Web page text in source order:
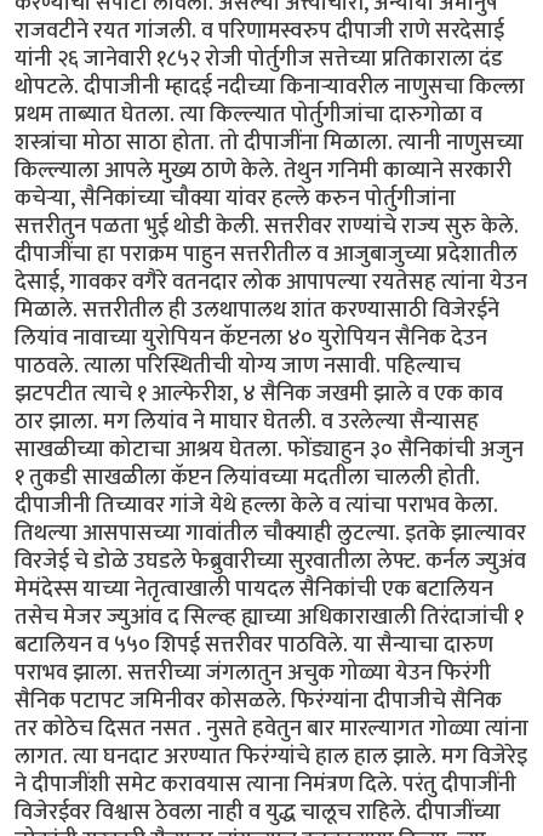
राजवटीने रयत गांजली. व परिणामस्वरुप दीपाजी राणे सरदेसाई
यांनी २६ जानेवारी १८५२ रोजी पोर्तुगीज सत्तेच्या प्रतिकाराला दंड
थोपटले. दीपाजीनी म्हादई नदीच्या किनार्‍यावरील नाणुसचा किल्ला
प्रथम ताब्यात घेतला. त्या किल्ल्यात पोर्तुगीजांचा दारुगोळा व
शस्त्रांचा मोठा साठा होता. तो दीपाजींना मिळाला. त्यानी नाणुसच्या
किल्ल्याला आपले मुख्य ठाणे केले. तेथुन गनिमी काव्याने सरकारी
कचेर्‍या, सैनिकांच्या चौक्या यांवर हल्ले करुन पोर्तुगीजांना
सत्तरीतुन पळता भुई थोडी केली. सत्तरीवर राण्यांचे राज्य सुरु केले.
दीपाजींचा हा पराक्रम पाहुन सत्तरीतील व आजुबाजुच्या प्रदेशातील
देसाई, गावकर वगैरे वतनदार लोक आपापल्या रयतेसह त्यांना येउन
मिळाले. सत्तरीतील ही उलथापालथ शांत करण्यासाठी विजेरईने
लियांव नावाच्या युरोपियन कॅप्टनला ४० युरोपियन सैनिक देउन
पाठवले. त्याला परिस्थितीची योग्य जाण नसावी. पहिल्याच
झटपटीत त्याचे १ आल्फेरीश, ४ सैनिक जखमी झाले व एक काव
ठार झाला. मग लियांव ने माघार घेतली. व उरलेल्या सैन्यासह
साखळीच्या कोटाचा आश्रय घेतला. फोंड्याहुन ३० सैनिकांची अजुन
१ तुकडी साखळीला कॅप्टन लियांवच्या मदतीला चालली होती.
दीपाजीनी तिच्यावर गांजे येथे हल्ला केले व त्यांचा पराभव केला.
तिथल्या आसपासच्या गावांतील चौक्याही लुटल्या. इतके झाल्यावर
विरजेई चे डोळे उघडले फेब्रुवारीच्या सुरवातीला लेफ्ट. कर्नल ज्युअंव
मेमंदेस्स याच्या नेतृत्वाखाली पायदल सैनिकांची एक बटालियन
तसेच मेजर ज्युआंव द सिल्व्ह ह्याच्या अधिकाराखाली तिरंदाजांची १
बटालियन व ५५० शिपई सत्तरीवर पाठविले. या सैन्याचा दारुण
पराभव झाला. सत्तरीच्या जंगलातुन अचुक गोळ्या येउन फिरंगी
सैनिक पटापट जमिनीवर कोसळले. फिरंग्यांना दीपाजीचे सैनिक
तर कोठेच दिसत नसत . नुसते हवेतुन बार मारल्यागत गोळ्या त्यांना
लागत. त्या घनदाट अरण्यात फिरंग्यांचे हाल हाल झाले. मग विजेरेइ
ने दीपाजींशी समेट करावयास त्याना निमंत्रण दिले. परंतु दीपाजींनी
विजेरईवर विश्वास ठेवला नाही व युद्ध चालूच राहिले. दीपाजींच्या